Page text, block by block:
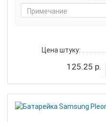
Цена штуку:
125.25 р.